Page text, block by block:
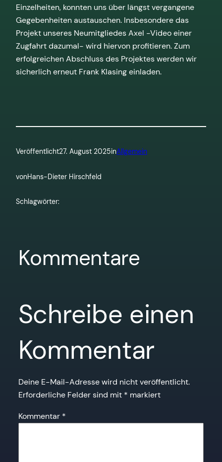
Einzelheiten, konnten uns über längst vergangene
Gegebenheiten austauschen. Insbesondere das
Projekt unseres Neumitgliedes Axel -Video einer
Zugfahrt dazumal- wird hiervon profitieren. Zum
erfolgreichen Abschluss des Projektes werden wir
sicherlich erneut Frank Klasing einladen.
Veröffentlicht27. August 2025inAllgemein
vonHans-Dieter Hirschfeld
Schlagwörter:
Kommentare
Schreibe einen
Kommentar
Deine E-Mail-Adresse wird nicht veröffentlicht.
Erforderliche Felder sind mit * markiert
Kommentar *